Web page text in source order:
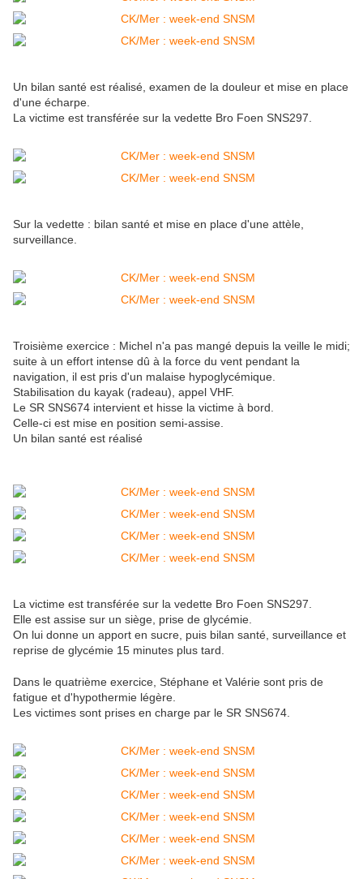
Un bilan santé est réalisé, examen de la douleur et mise en place
d'une écharpe.
La victime est transférée sur la vedette Bro Foen SNS297.
Sur la vedette : bilan santé et mise en place d'une attèle,
surveillance.
Troisième exercice : Michel n'a pas mangé depuis la veille le midi;
suite à un effort intense dû à la force du vent pendant la
navigation, il est pris d'un malaise hypoglycémique.
Stabilisation du kayak (radeau), appel VHF.
Le SR SNS674 intervient et hisse la victime à bord.
Celle-ci est mise en position semi-assise.
Un bilan santé est réalisé
La victime est transférée sur la vedette Bro Foen SNS297.
Elle est assise sur un siège, prise de glycémie.
On lui donne un apport en sucre, puis bilan santé, surveillance et
reprise de glycémie 15 minutes plus tard.
Dans le quatrième exercice, Stéphane et Valérie sont pris de
fatigue et d'hypothermie légère.
Les victimes sont prises en charge par le SR SNS674.